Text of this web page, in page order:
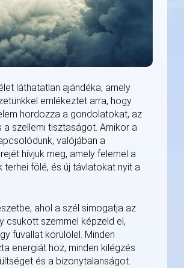
láthatatlan ajándéka, amely
emlékeztet arra, hogy
hordozza a gondolatokat, az
a szellemi tisztaságot. Amikor a
valójában a
hívjuk meg, amely felemel a
terhei fölé, és új távlatokat nyit a
ahol a szél simogatja az
csukott szemmel képzeld el,
fuvallat körülölel. Minden
energiát hoz, minden kilégzés
és a bizonytalanságot.